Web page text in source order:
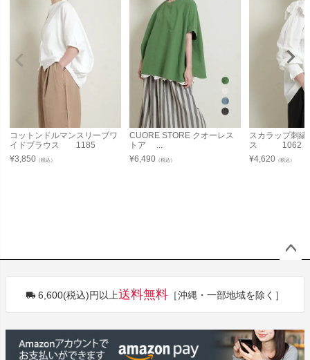
コットンドルマンスリーブワ
イドブラウス 1185
¥3,850 （税込）
CUORE STORE クオーレス
トア ...
¥6,490 （税込）
スカラップ刺
ス 1062
¥4,620 （税込）
へ
6,600(税込)円以上送料無料 ［沖縄・一部地域を除く］